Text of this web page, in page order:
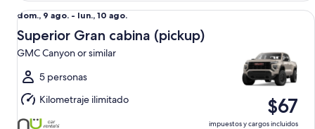
Del
dom.,
9
ago.
al
lun.,
10
ago.
dom., 9 ago. - lun., 10 ago.
Superior Gran cabina (pickup)
GMC Canyon or similar
5 personas
Kilometraje ilimitado
$67
impuestos y cargos incluidos
Superior Gran cabina (pickup) GMC Canyon or similar